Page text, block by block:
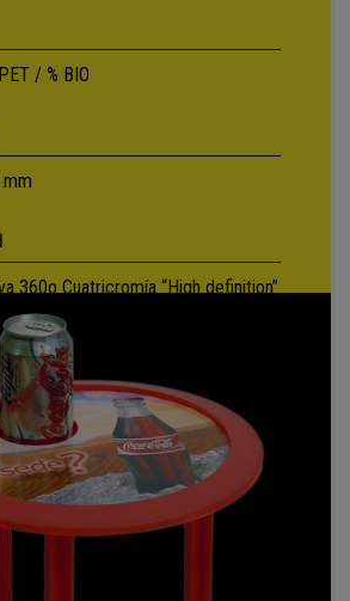
/ % BIO
360o Cuatricromía “High definition”
/ Tampografía